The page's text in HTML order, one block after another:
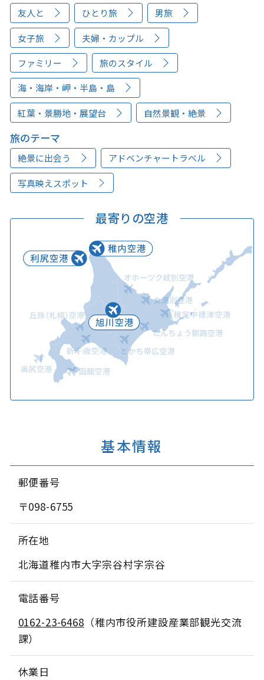
友人と ひとり旅 男旅
女子旅 夫婦・カップル
ファミリー 旅のスタイル
海・海岸・岬・半島・島
紅葉・景勝地・展望台 自然景観・絶景
旅のテーマ
絶景に出会う アドベンチャートラベル
写真映えスポット
最寄りの空港
基本情報
郵便番号
〒098-6755
所在地
北海道稚内市大字宗谷村字宗谷
電話番号
0162-23-6468 （稚内市役所建設産業部観光交流
課）
休業日